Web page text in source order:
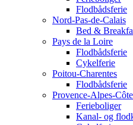
Flodbådsferie
Nord-Pas-de-Calais
Bed &
Pays de la Loire
Flodbådsferie
Cykelferie
Poitou-Charentes
Flodbådsferie
Provence-Alpes-
Ferieboliger
Kanal- og